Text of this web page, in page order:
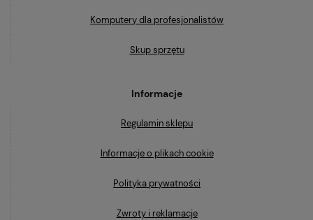
Komputery dla profesjonalistów
Skup sprzętu
Informacje
Regulamin sklepu
Informacje o plikach cookie
Polityka prywatności
Zwroty i reklamacje